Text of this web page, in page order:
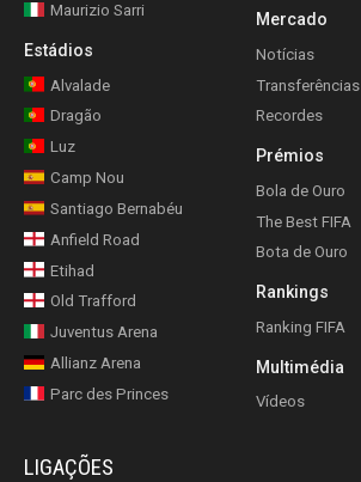
Maurizio Sarri
Estádios
Alvalade
Dragão
Luz
Camp Nou
Santiago Bernabéu
Anfield Road
Etihad
Old Trafford
Juventus Arena
Allianz Arena
Parc des Princes
Mercado
Notícias
Transferências
Recordes
Prémios
Bola de Ouro
The Best FIFA
Bota de Ouro
Rankings
Ranking FIFA
Multimédia
Vídeos
LIGAÇÕES